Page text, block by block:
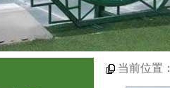
当前位置：